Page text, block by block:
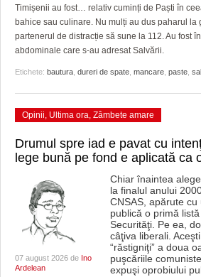
GRĂDINA TAICII DOMNULUI
ZIARISTU’ DE TERASĂ
PE SURSE
CRONICĂ DE FILM
UNDE MERGEM
JOCURI ONLINE
ACCIDENTE
ANUNŢURI
INVATAMANT
JUSTITIE
FILME DOCUMENTARE
CLIPURI VIDEO
JOCURI ONLINE
Timișenii au fost… relativ cuminți de Paști în
bahice sau culinare. Nu mulți au dus paharul la
partenerul de distracție să sune la 112. Au fost
abdominale care s-au adresat Salvării.
Etichete: bautura dureri de spate mancare paste
Opinii, Ultima ora, Zâmbete amare
Drumul spre iad e pavat cu
lege bună pe fond e aplicată ca
07 august 2026 de Ino
Ardelean
Chiar înaintea
la finalul anului
CNSAS, apărute
publică o primă
Securităţi. Pe ea,
câţiva liberali.
“răstigniţi” a doua
puşcăriile
expuşi oprobiului